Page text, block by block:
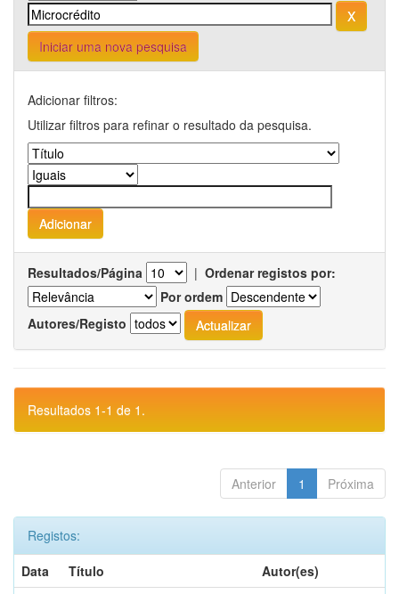
Iniciar uma nova pesquisa
Adicionar filtros:
Utilizar filtros para refinar o resultado da pesquisa.
Resultados/Página | Ordenar registos por:
Por ordem
Autores/Registo
Resultados 1-1 de 1.
Anterior 1 Próxima
Registos:
Data
Título
Autor(es)